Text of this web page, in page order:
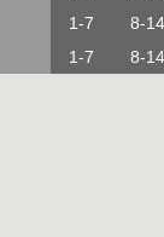
1-7
8-14
1-7 8-14